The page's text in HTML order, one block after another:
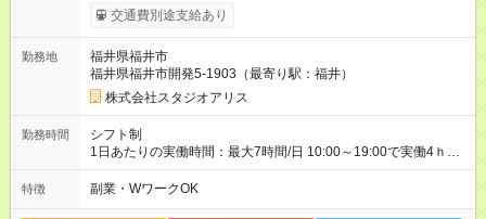
※交通費もしっかり支給（月30，000円まで） 【時給UPのチャ
ンスもたくさん！やりがいも◎】 頑張りはちゃ～んと時給に反
祝含む）のシフトインで 「準社員」に！⇒ 時給30円UP！ 《チ
ャンス２》社内資格をGETすると… 年2回の昇格審査クリアで、
専門スキルをGET！⇒ 時給100円以上UPも夢じゃない！ 【急な
出費も怖くない♪前給制度あり】 「今月ピンチかも…」そんな時
も大丈夫！ 働いた分のお給料の一部を、 給料日前に受け取れる
嬉しい制度です。 【試用期間】試用期間あり 試用期間の長さ：
交通費別途支給あり
勤務地
福井県福井市
福井県福井市開発5-1903（最寄り駅：福井）
株式会社スタジオアリス
勤務時間
シフト制
1日あたりの実働時間：最大7時間/日 10:00～19:00で実働4ｈ～
◆週2日～・1日4ｈ～OK ◆土日祝勤務できる方歓迎
特徴 副業・WワークOK